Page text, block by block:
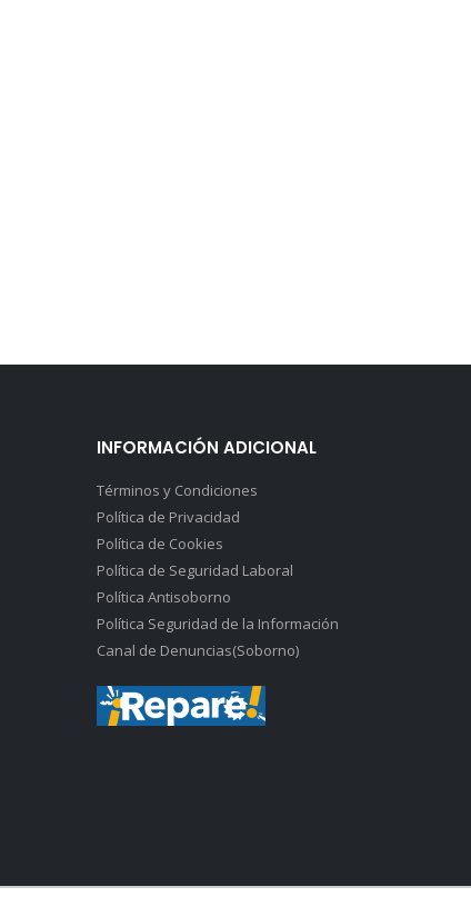
INFORMACIÓN ADICIONAL
Términos y Condiciones
Política de Privacidad
Política de Cookies
Política de Seguridad Laboral
Política Antisoborno
Política Seguridad de la Información
Canal de Denuncias(Soborno)